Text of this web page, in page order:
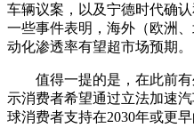
车辆议案，以及宁德时代确
一些事件表明，海外（欧洲
动化渗透率有望超市场预期。
值得一提的是，在此前
示消费者希望通过立法加速
球消费者支持在2030年或更